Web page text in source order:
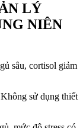
LÝ
NIÊN
sâu, cortisol giảm
sử dụng thiết